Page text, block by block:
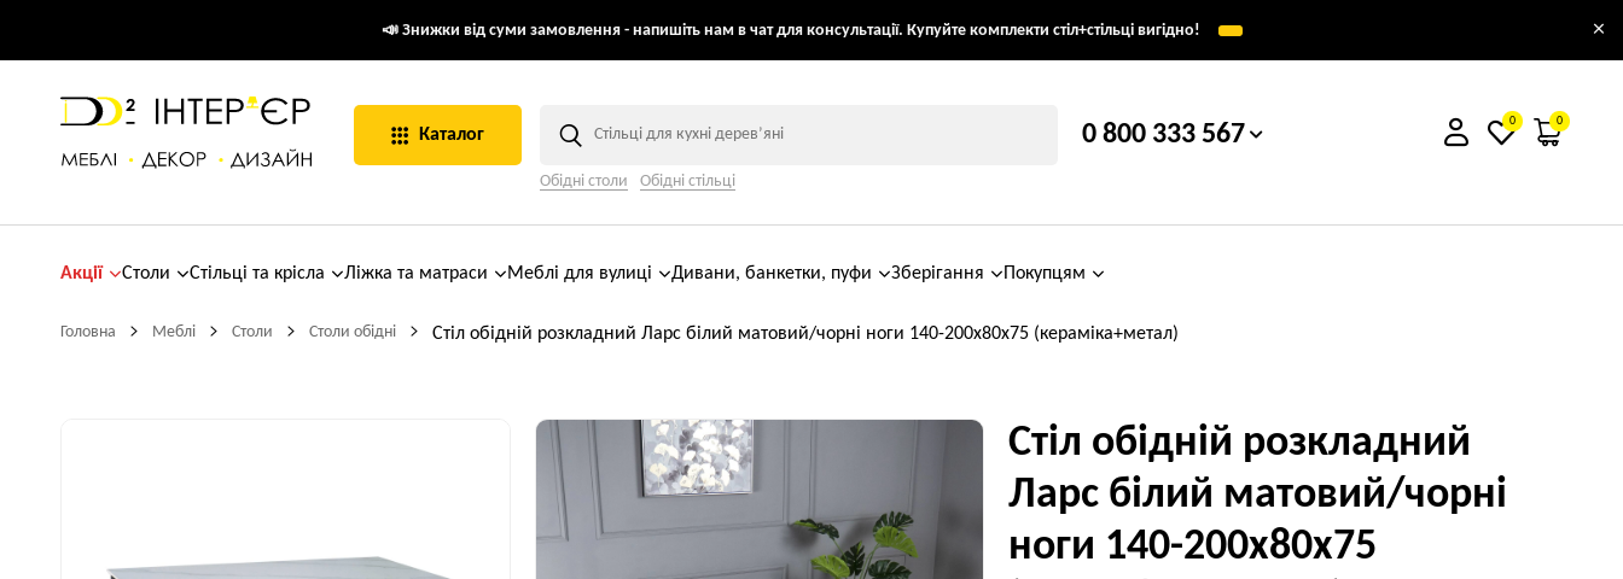
📣 Знижки від суми замовлення - напишіть нам в чат для консультації. Купуйте комплекти стіл+стільці вигідно! ×
Каталог
Обідні столи Обідні стільці
0 800 333 567 0 0
Акції Столи Стільці та крісла Ліжка та матраси Меблі для вулиці Дивани, банкетки, пуфи Зберігання Покупцям
Головна Меблі Столи Столи обідні Стіл обідній розкладний Ларс білий матовий/чорні ноги 140-200x80x75 (кераміка+метал)
Стіл обідній розкладний
Ларс білий матовий/чорні
ноги 140-200x80x75